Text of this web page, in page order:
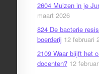
2604 Muizen in je
maart 2026
824 De bacterie
boerderij 12 februari
2109 Waar blijft het
docenten? 12